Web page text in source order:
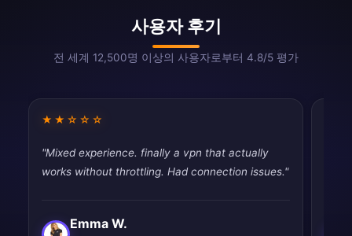
사용자 후기
전 세계 12,500명 이상의 사용자로부터 4.8/5 평가
★★☆☆☆
"Mixed experience. finally a vpn that actually
works without throttling. Had connection issues."
Emma W.